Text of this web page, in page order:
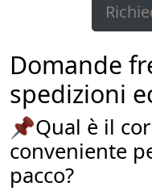
Domande
spedizioni
📌Qual è il
conveniente
pacco?